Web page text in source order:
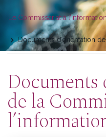
You
are
here
Le Commissariat à
Documents d’orientation
Documents
de la